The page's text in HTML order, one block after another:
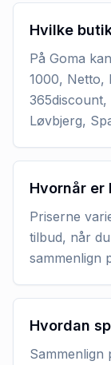
Hvilke
På Goma
1000, Netto,
Løvbjerg,
Hvornår
Priserne
tilbud, når
sammenlign
Hvordan